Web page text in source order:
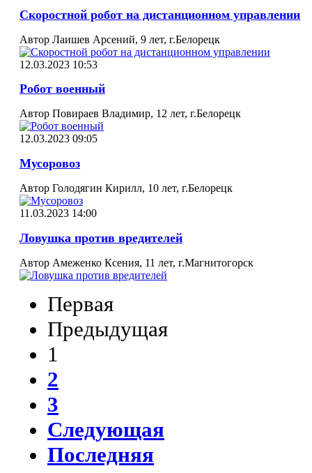
Скоростной робот на дистанционном управлении
Автор Лаишев Арсений, 9 лет, г.Белорецк
12.03.2023 10:53
Робот военный
Автор Повираев Владимир, 12 лет, г.Белорецк
12.03.2023 09:05
Мусоровоз
Автор Голодягин Кирилл, 10 лет, г.Белорецк
11.03.2023 14:00
Ловушка против вредителей
Автор Амеженко Ксения, 11 лет, г.Магнитогорск
Первая
Предыдущая
1
2
3
Следующая
Последняя